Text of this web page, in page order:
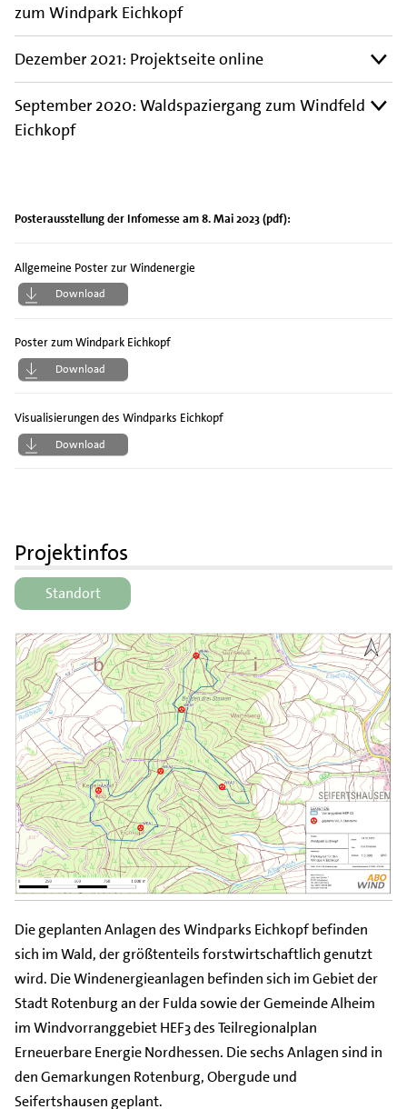
zum Windpark Eichkopf
Dezember 2021: Projektseite online
September 2020: Waldspaziergang zum Windfeld
Eichkopf
Posterausstellung der Infomesse am 8. Mai 2023 (pdf):
Allgemeine Poster zur Windenergie
Download
Poster zum Windpark Eichkopf
Download
Visualisierungen des Windparks Eichkopf
Download
Projektinfos
Standort
Die geplanten Anlagen des Windparks Eichkopf befinden
sich im Wald, der größtenteils forstwirtschaftlich genutzt
wird. Die Windenergieanlagen befinden sich im Gebiet der
Stadt Rotenburg an der Fulda sowie der Gemeinde Alheim
im Windvorranggebiet HEF3 des Teilregionalplan
Erneuerbare Energie Nordhessen. Die sechs Anlagen sind in
den Gemarkungen Rotenburg, Obergude und
Seifertshausen geplant.